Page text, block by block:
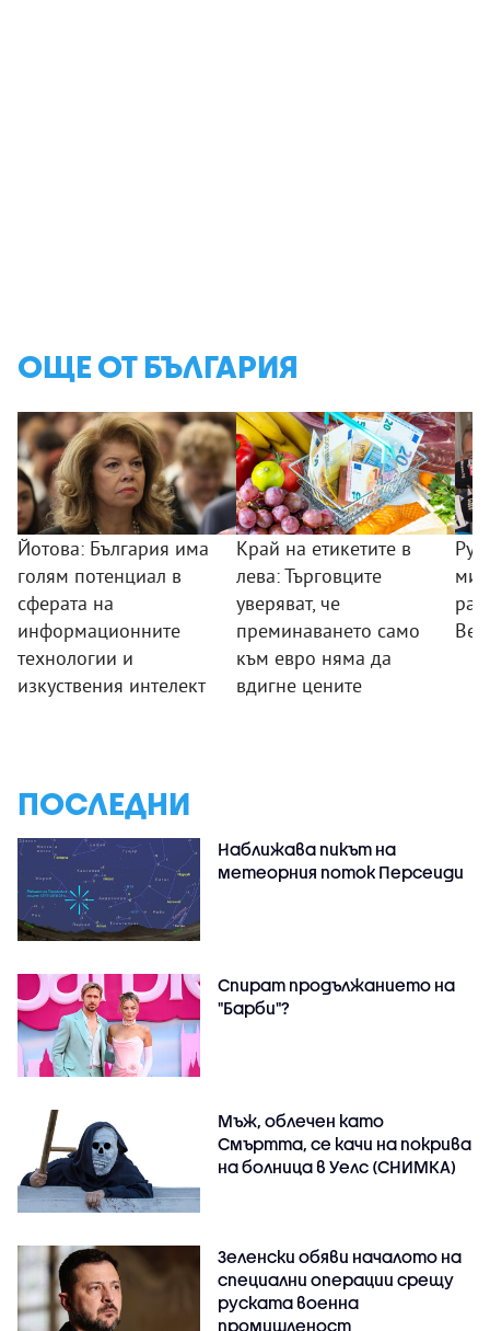
ОЩЕ ОТ БЪЛГАРИЯ
Йотова: България има
голям потенциал в
сферата на
информационните
технологии и
изкуствения интелект
Край на етикетите в
лева: Търговците
уверяват, че
преминаването само
към евро няма да
вдигне цените
ПОСЛЕДНИ
Наближава пикът на
метеорния поток Персеиди
Спират продължанието на
"Барби"?
Мъж, облечен като
Смъртта, се качи на покрива
на болница в Уелс (СНИМКА)
Зеленски обяви началото на
специални операции срещу
руската военна
промишленост